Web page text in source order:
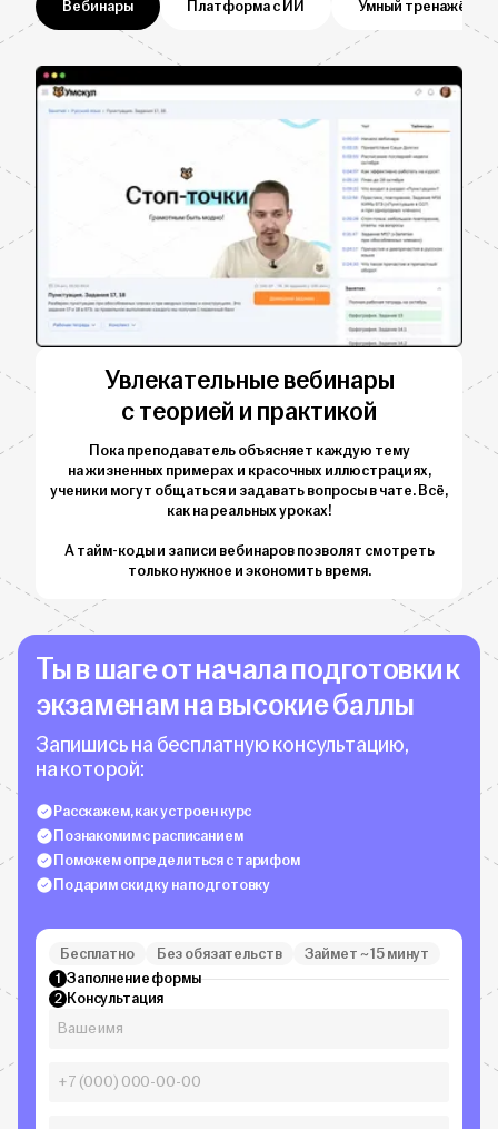
Вебинары Платформа с ИИ Умный тренажёр
Увлекательные вебинары
с теорией и практикой
Пока преподаватель объясняет каждую тему
на жизненных примерах и красочных иллюстрациях,
ученики могут общаться и задавать вопросы в чате. Всё,
как на реальных уроках!
А тайм-коды и записи вебинаров позволят смотреть
только нужное и экономить время.
Ты в шаге от начала подготовки к
экзаменам на высокие баллы
Запишись на бесплатную консультацию,
на которой:
Расскажем, как устроен курс
Познакомим с расписанием
Поможем определиться с тарифом
Подарим скидку на подготовку
Бесплатно Без обязательств Займет ~ 15 минут
1 Заполнение формы
2 Консультация